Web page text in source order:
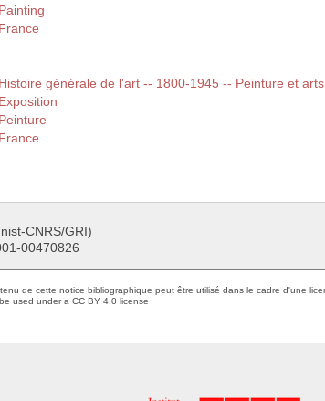
Painting
France
Histoire générale de l'art -- 1800-1945 -- Peinture et
Exposition
Peinture
France
CNRS/GRI)
00470826
de cette notice bibliographique peut être utilisé dans le cadre d'une
used under a CC BY 4.0 license